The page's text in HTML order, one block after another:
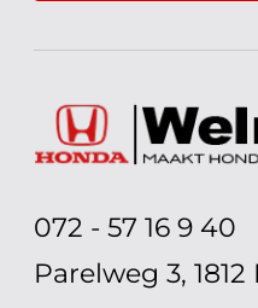
072 - 57 16 9 40
Parelweg 3,